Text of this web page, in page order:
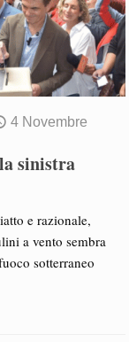
4 Novembre
sinistra
e razionale,
a vento sembra
sotterraneo